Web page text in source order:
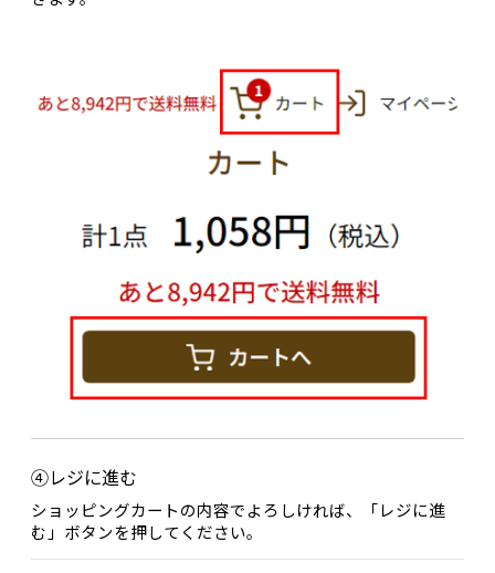
④レジに進む
ショッピングカートの内容でよろしければ、「レジに進
む」ボタンを押してください。